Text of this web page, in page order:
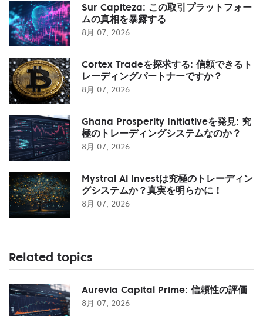
Sur Capiteza: この取引プラットフォー
ムの真相を暴露する
8月 07, 2026
Cortex Tradeを探求する: 信頼できるト
レーディングパートナーですか？
8月 07, 2026
Ghana Prosperity Initiativeを発見: 究
極のトレーディングシステムなのか？
8月 07, 2026
Mystral Ai Investは究極のトレーディン
グシステムか？真実を明らかに！
8月 07, 2026
Related topics
Aurevia Capital Prime: 信頼性の評価
8月 07, 2026